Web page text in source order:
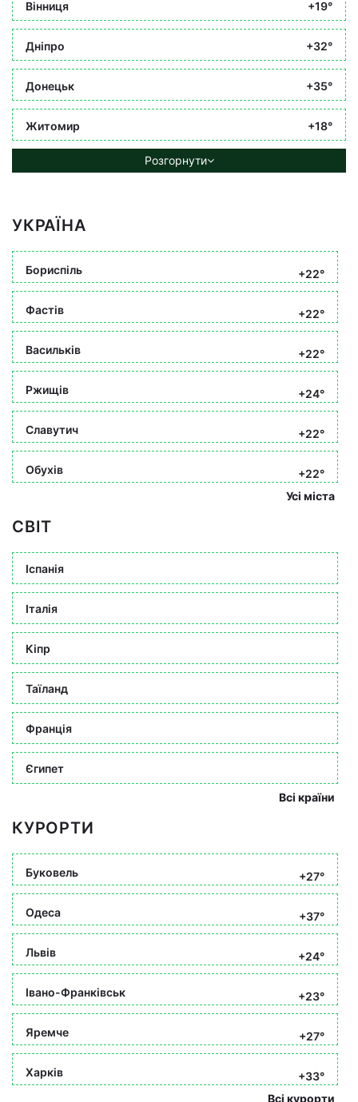
Вінниця +19°
Дніпро +32°
Донецьк +35°
Житомир +18°
Розгорнути
УКРАЇНА
Бориспіль +22°
Фастів +22°
Васильків +22°
Ржищів +24°
Славутич +22°
Обухів
+22°
Усі міста
СВІТ
Іспанія
Італія
Кіпр
Таїланд
Франція
Єгипет
Всі країни
КУРОРТИ
Буковель +27°
Одеса +37°
Львів +24°
Івано-Франківськ +23°
Яремче +27°
Харків
+33°
Всі курорти